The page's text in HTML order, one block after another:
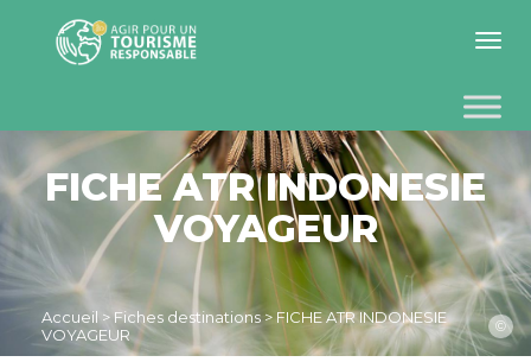
Toggle
FICHE ATR INDONESIE
VOYAGEUR
Accueil >Fiches destinations> FICHE ATR INDONESIE
VOYAGEUR
©